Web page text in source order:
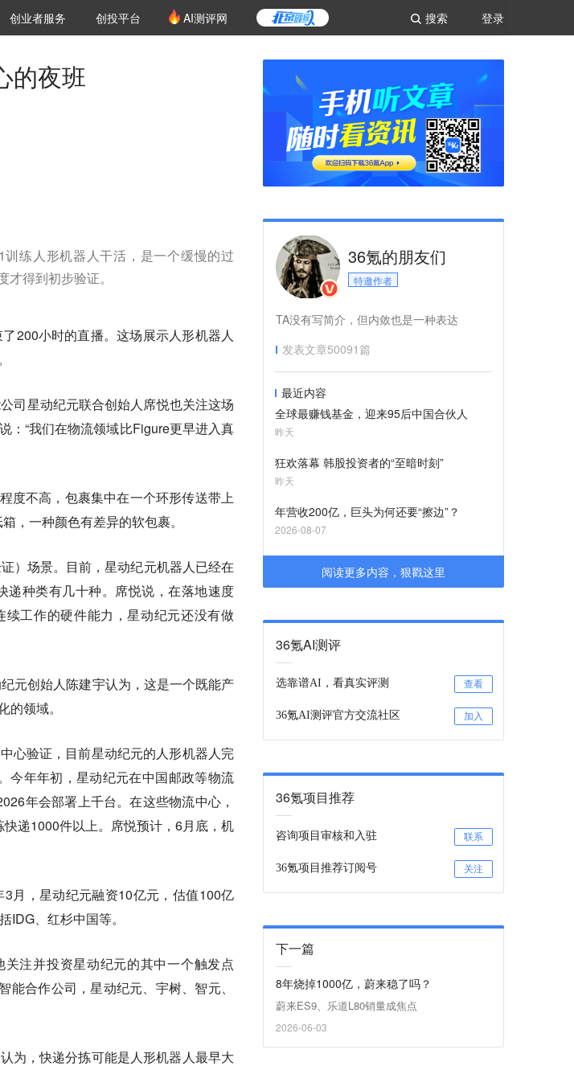
登录
搜索
创投氪堂
创业者服务 创投平台 AI测评网
的夜班
练人形机器人干活，是一个缓慢的过
得到初步验证。
200小时的直播。这场展示人形机器人
司星动纪元联合创始人席悦也关注这场
：“我们在物流领域比Figure更早进入真
度不高，包裹集中在一个环形传送带上
，一种颜色有差异的软包裹。
）场景。目前，星动纪元机器人已经在
递种类有几十种。席悦说，在落地速度
工作的硬件能力，星动纪元还没有做
元创始人陈建宇认为，这是一个既能产
领域。
心验证，目前星动纪元的人形机器人完
今年年初，星动纪元在中国邮政等物流
年会部署上千台。在这些物流中心，
递1000件以上。席悦预计，6月底，机
月，星动纪元融资10亿元，估值100亿
、红杉中国等。
注并投资星动纪元的其中一个触发点
合作公司，星动纪元、宇树、智元、
为，快递分拣可能是人形机器人最早大
36氪的朋友们
特邀作者
TA没有写简介，但内敛也是一种表达
发表文章50091篇
最近内容
全球最赚钱基金，迎来95后中国合伙人
昨天
狂欢落幕 韩股投资者的“至暗时刻”
昨天
年营收200亿，巨头为何还要“擦边”？
2026-08-07
阅读更多内容，狠戳这里
36氪AI测评
选靠谱AI，看真实评测 查看
36氪AI测评官方交流社区 加入
36氪项目推荐
咨询项目审核和入驻 联系
36氪项目推荐订阅号 关注
下一篇
8年烧掉1000亿，蔚来稳了吗？
蔚来ES9、乐道L80销量成焦点
2026-06-03